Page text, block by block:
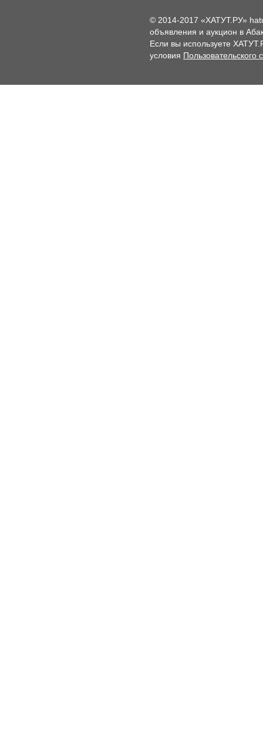
© 2014-2017 «ХАТУТ.РУ»
объявления и аукцион в
Если вы используете
условия Пользовательского